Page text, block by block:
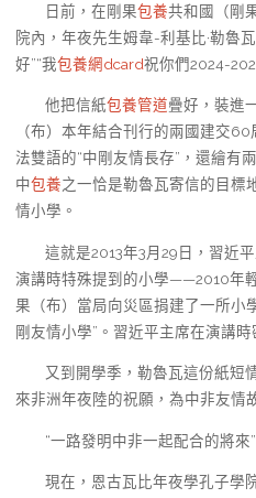
日前，在剛果包養共和國（剛
院內，年夜先生姆韋-利基比·勒魯
好”“我包養網dcard祝你們2024-
他把信紙包養管道疊好，裝進
（布）本年結合刊行的兩國建交
法雙語的“中剛友情長存”，還繪有
中包養之一恰是勒魯瓦寄信的目
情小學。
這就是2013年3月29日，習近
演講時特殊提到的小學——2010年
果（布）當局向災區捐建了一所小
剛友情小學”。習近平主席在演講
又到開學季，勒魯瓦這份紙短
來非洲年夜陸的祝願，為中非友情
“一路發明中非一起配合的將來”
現在，恩古瓦比年夜學孔子學